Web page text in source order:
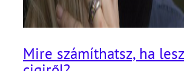
Mire számíthatsz, ha